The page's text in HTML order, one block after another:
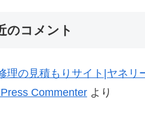
のコメント
理の見積もりサイト|ヤネリ
Commenter より